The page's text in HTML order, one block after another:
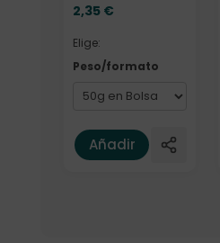
2,35 €
Elige:
Peso/formato
Añadir